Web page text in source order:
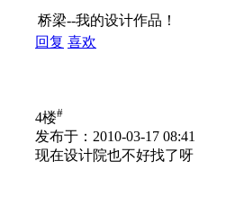
桥梁--我的设计作品！
回复 喜欢
4楼#
发布于：2010-03-17 08:41
现在设计院也不好找了呀